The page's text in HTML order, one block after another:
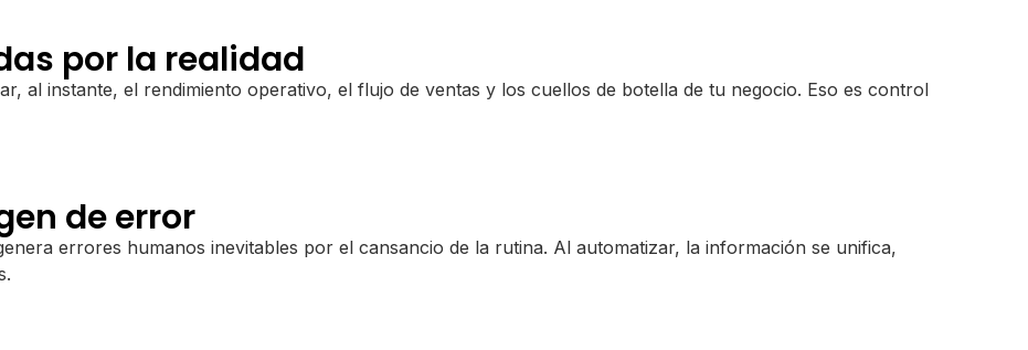
por la realidad
al instante, el rendimiento operativo, el flujo de ventas y los cuellos de botella de tu negocio. Eso es control
de error
errores humanos inevitables por el cansancio de la rutina. Al automatizar, la información se unifica,